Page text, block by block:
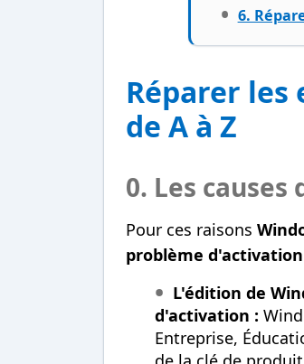
6.
Réparer
de A à Z
0. Les
Pour ces raisons
problème
L'édition de
d'activation :
Entreprise,